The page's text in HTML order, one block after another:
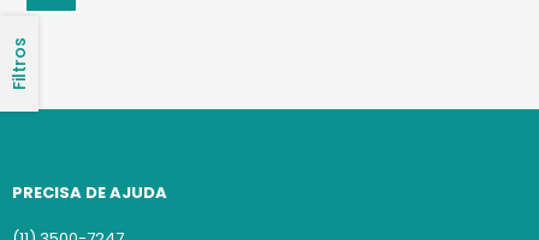
Filtros
PRECISA DE AJUDA